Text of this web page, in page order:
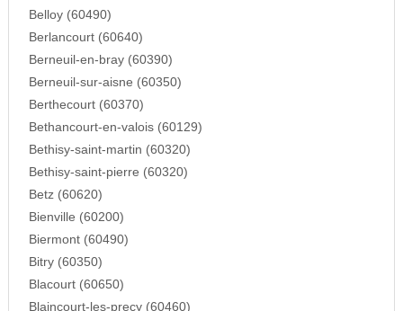
Belloy (60490)
Berlancourt (60640)
Berneuil-en-bray (60390)
Berneuil-sur-aisne (60350)
Berthecourt (60370)
Bethancourt-en-valois (60129)
Bethisy-saint-martin (60320)
Bethisy-saint-pierre (60320)
Betz (60620)
Bienville (60200)
Biermont (60490)
Bitry (60350)
Blacourt (60650)
Blaincourt-les-precy (60460)